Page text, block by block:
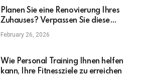
Planen Sie eine Renovierung Ihres
Zuhauses? Verpassen Sie diese
wichtigen Upgrades nicht
February 26, 2026
Wie Personal Training Ihnen helfen
kann, Ihre Fitnessziele zu erreichen